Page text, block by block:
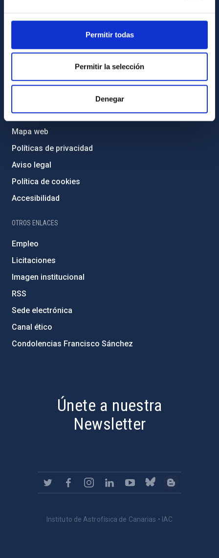
Permitir todas
Permitir la selección
Denegar
Medio Ambiente y Sostenibilidad
Proyectos institucionales
Financiación externa
Programa Severo Ochoa
Amigos del IAC
PORTAL DEL IAC
Mapa web
Políticas de privacidad
Aviso legal
Política de cookies
Accesibilidad
OTROS ENLACES
Empleo
Licitaciones
Imagen institucional
RSS
Sede electrónica
Canal ético
Condolencias Francisco Sánchez
Únete a nuestra
Newsletter
Instituto de Astrofísica de Canarias • IAC